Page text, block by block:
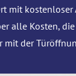
mit kostenloser
alle Kosten,
mit der